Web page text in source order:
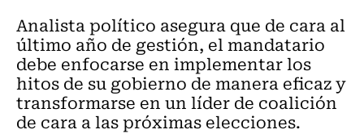
Analista político asegura que de cara al
último año de gestión, el mandatario
debe enfocarse en implementar los
hitos de su gobierno de manera eficaz y
transformarse en un líder de coalición
de cara a las próximas elecciones.